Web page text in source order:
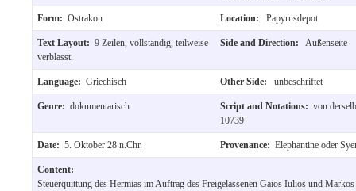
Form: Ostrakon Location: Papyrusdepot
Text Layout: 9 Zeilen, vollständig, teilweise
verblasst.
Side and Direction: Außenseite
Language: Griechisch Other Side: unbeschriftet
Genre: dokumentarisch Script and Notations: von
10739
Date: 5. Oktober 28 n.Chr. Provenance: Elephantine oder
Content:
Steuerquittung des Hermias im Auftrag des Freigelassenen Gaios Iulios und